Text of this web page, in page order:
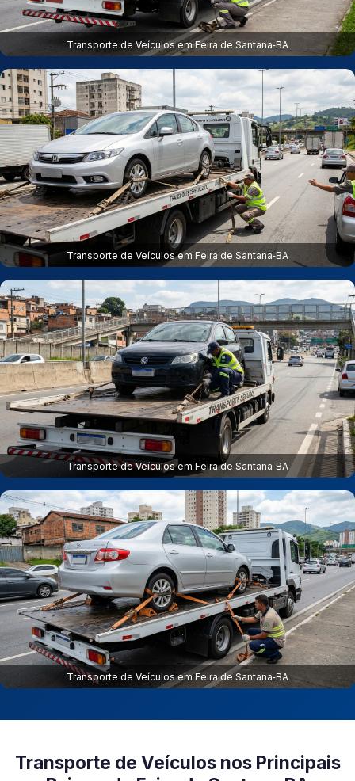
Transporte de Veículos em Feira de Santana‑BA
Transporte de Veículos em Feira de Santana‑BA
Transporte de Veículos em Feira de Santana‑BA
Transporte de Veículos em Feira de Santana‑BA
Transporte de Veículos nos Principais